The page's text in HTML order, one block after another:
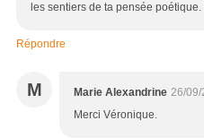
les sentiers de ta pensée
Répondre
M Marie Alexandrine 26/09/
Merci Véronique.